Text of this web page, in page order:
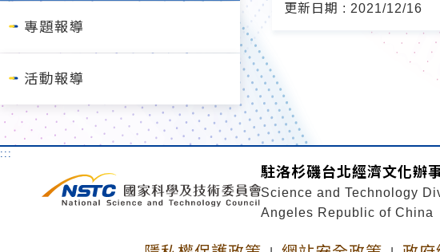
專題報導
活動報導
更新日期 : 2021/12/16
:::
駐洛杉磯台北經濟文化辦
Science and Technology
Angeles Republic of China